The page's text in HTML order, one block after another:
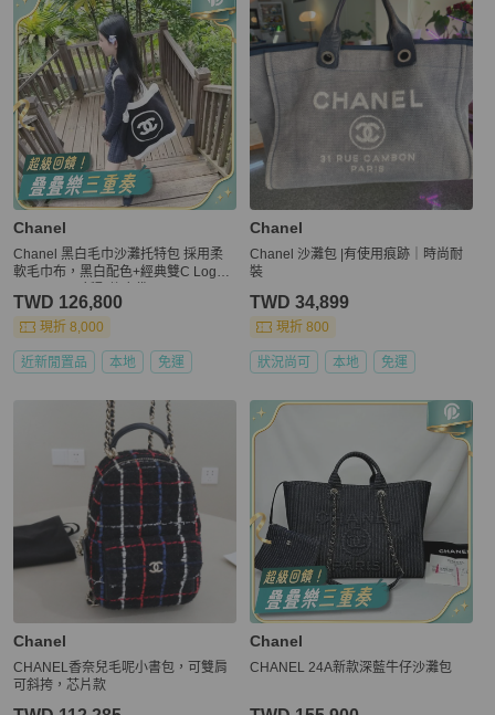
Chanel
Chanel 黑白毛巾沙灘托特包 採用柔
軟毛巾布，黑白配色+經典雙C Logo 3
TWD 126,800
現折 8,000
近新閒置品 本地 免運
Chanel
Chanel 沙灘包 |有使用痕跡｜時尚耐
裝
TWD 34,899
現折 800
狀況尚可 本地 免運
Chanel
CHANEL香奈兒毛呢小書包，可雙肩
可斜挎，芯片款
Chanel
CHANEL 24A新款深藍牛仔沙灘包